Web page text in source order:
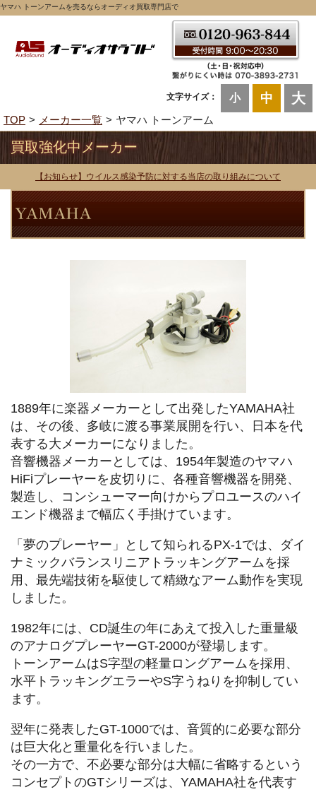
ヤマハ トーンアームを売るならオーディオ買取専門店で
文字サイズ： 小 中 大
TOP メーカー一覧 ヤマハ トーンアーム
買取強化中メーカー
【お知らせ】ウイルス感染予防に対する当店の取り組みについて
1889年に楽器メーカーとして出発したYAMAHA社
は、その後、多岐に渡る事業展開を行い、日本を代
表する大メーカーになりました。
音響機器メーカーとしては、1954年製造のヤマハ
HiFiプレーヤーを皮切りに、各種音響機器を開発、
製造し、コンシューマー向けからプロユースのハイ
エンド機器まで幅広く手掛けています。
「夢のプレーヤー」として知られるPX-1では、ダイ
ナミックバランスリニアトラッキングアームを採
用、最先端技術を駆使して精緻なアーム動作を実現
しました。
1982年には、CD誕生の年にあえて投入した重量級
のアナログプレーヤーGT-2000が登場します。
トーンアームはS字型の軽量ロングアームを採用、
水平トラッキングエラーやS字うねりを抑制してい
ます。
翌年に発表したGT-1000では、音質的に必要な部分
は巨大化と重量化を行いました。
その一方で、不必要な部分は大幅に省略するという
コンセプトのGTシリーズは、YAMAHA社を代表す